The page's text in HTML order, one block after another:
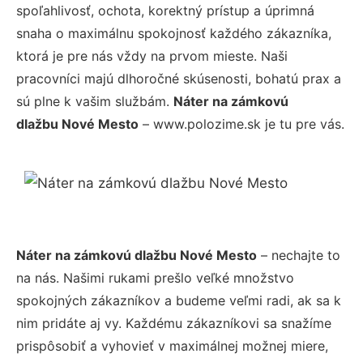
spoľahlivosť, ochota, korektný prístup a úprimná
snaha o maximálnu spokojnosť každého zákazníka,
ktorá je pre nás vždy na prvom mieste. Naši
pracovníci majú dlhoročné skúsenosti, bohatú prax a
sú plne k vašim službám. Náter na zámkovú
dlažbu Nové Mesto – www.polozime.sk je tu pre vás.
Náter na zámkovú dlažbu Nové Mesto – nechajte to
na nás. Našimi rukami prešlo veľké množstvo
spokojných zákazníkov a budeme veľmi radi, ak sa k
nim pridáte aj vy. Každému zákazníkovi sa snažíme
prispôsobiť a vyhovieť v maximálnej možnej miere,